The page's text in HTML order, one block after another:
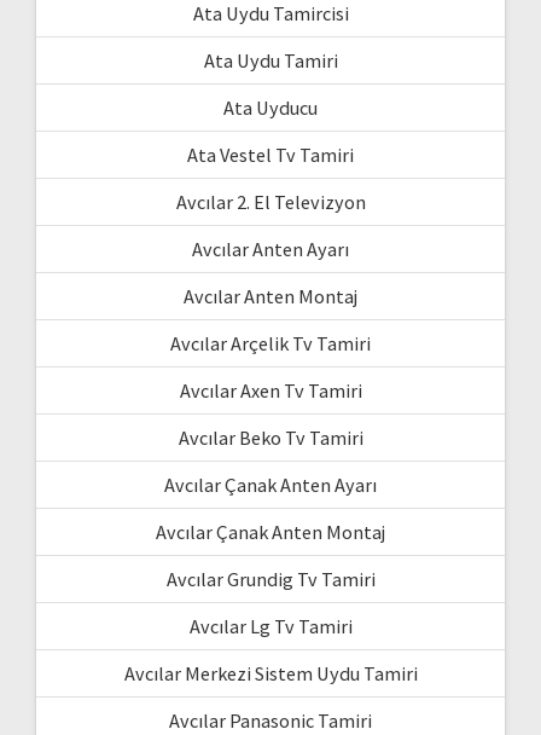
Ata Uydu Tamircisi
Ata Uydu Tamiri
Ata Uyducu
Ata Vestel Tv Tamiri
Avcılar 2. El Televizyon
Avcılar Anten Ayarı
Avcılar Anten Montaj
Avcılar Arçelik Tv Tamiri
Avcılar Axen Tv Tamiri
Avcılar Beko Tv Tamiri
Avcılar Çanak Anten Ayarı
Avcılar Çanak Anten Montaj
Avcılar Grundig Tv Tamiri
Avcılar Lg Tv Tamiri
Avcılar Merkezi Sistem Uydu Tamiri
Avcılar Panasonic Tamiri